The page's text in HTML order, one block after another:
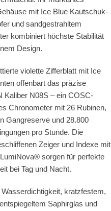
mit Ice Blue Kautschuk-
und sandgestrahltem
kombiniert höchste Stabilität
Design.
violette Zifferblatt mit Ice
offenbart das präzise
Kaliber N08S – ein COSC-
Chronometer mit 26 Rubinen,
Gangreserve und 28.800
pro Stunde. Die
Zeiger und Indexe mit
sorgen für perfekte
bei Tag und Nacht.
kratzfestem,
Saphirglas und